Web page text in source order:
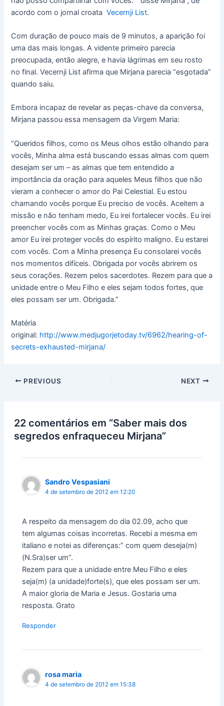
acordo com o jornal croataVecernji List.
Com duração de pouco mais de 9 minutos, a aparição foi
uma das mais longas. A vidente primeiro parecia
preocupada, então alegre, e havia lágrimas em seu rosto
no final. Vecernji List afirma que Mirjana parecia “esgotada”
quando saiu.
Embora incapaz de revelar as peças-chave da conversa,
Mirjana passou essa mensagem da Virgem Maria:
“Queridos filhos, como os Meus olhos estão olhando para
vocês, Minha alma está buscando essas almas com quem
desejam ser um – as almas que tem entendido a
importância da oração para aqueles Meus filhos que não
vieram a conhecer o amor do Pai Celestial. Eu estou
chamando vocês porque Eu preciso de vocês. Aceitem a
missão e não tenham medo, Eu irei fortalecer vocês. Eu irei
preencher vocês com as Minhas graças. Como o Meu
amor Eu irei proteger vocês do espírito maligno. Eu estarei
com vocês. Com a Minha presença Eu consolarei vocês
nos momentos difíceis. Obrigada por vocês abrirem os
seus corações. Rezem pelos sacerdotes. Rezem para que a
unidade entre o Meu Filho e eles sejam todos fortes, que
eles possam ser um. Obrigada.”
Matéria
original: http://www.medjugorjetoday.tv/6962/hearing-of-
secrets-exhausted-mirjana/
PREVIOUS NEXT
22 comentários em “Saber mais dos
segredos enfraqueceu Mirjana”
Sandro Vespasiani
4 de setembro de 2012 em 12:20
A respeito da mensagem do dia 02.09, acho que
tem algumas coisas incorretas. Recebi a mesma em
italiano e notei as diferenças:” com quem deseja(m)
(N.Sra)ser um”.
Rezem para que a unidade entre Meu Filho e eles
seja(m) (a unidade)forte(s), que eles possam ser um.
A maior gloria de Maria e Jesus. Gostaria uma
resposta. Grato
Responder
rosa maria
4 de setembro de 2012 em 15:38